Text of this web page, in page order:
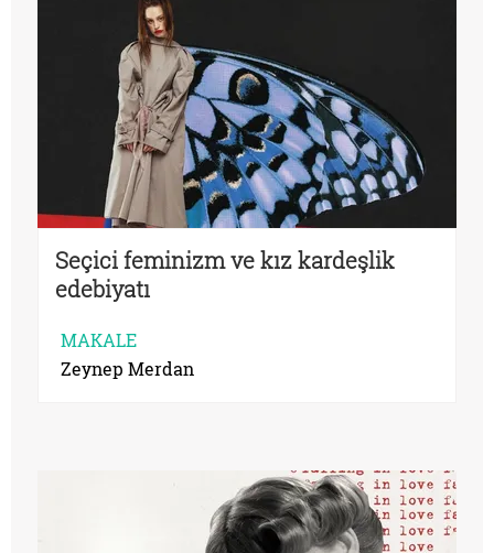
Seçici feminizm ve kız kardeşlik
edebiyatı
MAKALE
Zeynep Merdan